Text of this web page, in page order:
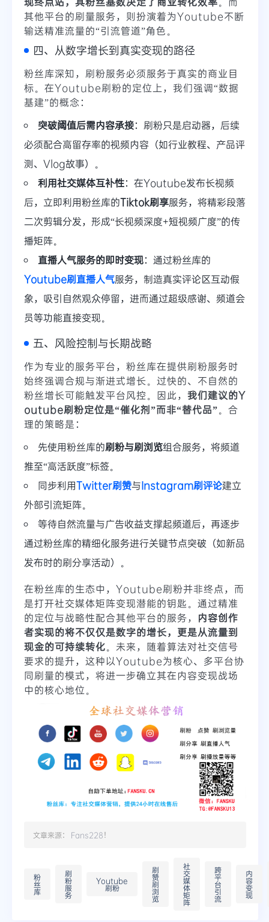
其他平台的刷量服务，则扮演着为Youtube不断
输送精准流量的“引流管道”角色。
四、从数字增长到真实变现的路径
粉丝库深知，刷粉服务必须服务于真实的商业目
标。在Youtube刷粉的定位上，我们强调“数据
基建”的概念：
突破阈值后需内容承接：刷粉只是启动器，后续
必须配合高留存率的视频内容（如行业教程、产品评
测、Vlog故事）。
利用社交媒体互补性：在Youtube发布长视频
后，立即利用粉丝库的Tiktok刷享服务，将精彩段落
二次剪辑分发，形成“长视频深度+短视频广度”的传
播矩阵。
直播人气服务的即时变现：通过粉丝库的
Youtube刷直播人气服务，制造真实评论区互动假
象，吸引自然观众停留，进而通过超级感谢、频道会
员等功能直接变现。
五、风险控制与长期战略
作为专业的服务平台，粉丝库在提供刷粉服务时
始终强调合规与渐进式增长。过快的、不自然的
粉丝增长可能触发平台风控。因此， 我们建议的Y
outube刷粉定位是“催化剂”而非“替代品”。合
理的策略是：
先使用粉丝库的刷粉与刷浏览组合服务，将频道
推至“高活跃度”标签。
同步利用Twitter刷赞与Instagram刷评论建立
外部引流矩阵。
等待自然流量与广告收益支撑起频道后，再逐步
通过粉丝库的精细化服务进行关键节点突破（如新品
发布时的刷分享活动）。
在粉丝库的生态中，Youtube刷粉并非终点，而
是打开社交媒体矩阵变现潜能的钥匙。通过精准
的定位与战略性配合其他平台的服务， 内容创作
者实现的将不仅仅是数字的增长，更是从流量到
现金的可持续转化。未来，随着算法对社交信号
要求的提升，这种以Youtube为核心、多平台协
同刷量的模式，将进一步确立其在内容变现战场
中的核心地位。
文章来源： Fans228！
粉
丝
库
刷
粉
服
务
Youtube
刷粉
刷
赞
刷
浏
览
社
交
媒
体
矩
阵
跨
平
台
引
流
内
容
变
现